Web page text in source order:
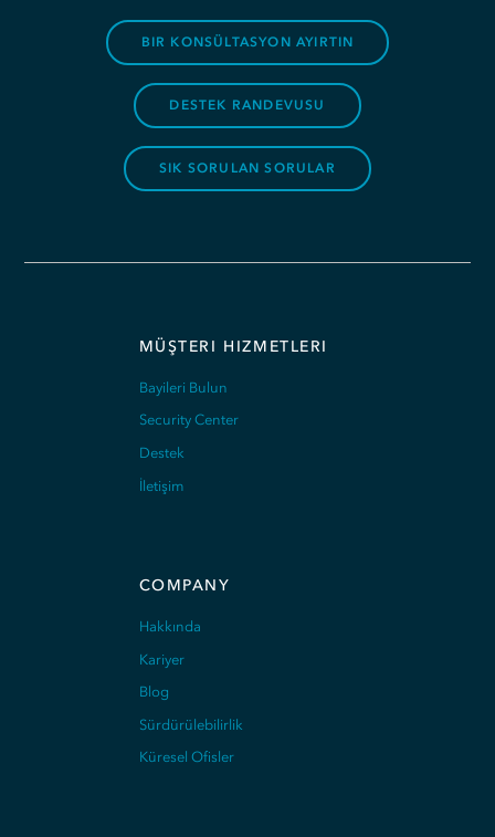
BIR KONSÜLTASYON AYIRTIN
DESTEK RANDEVUSU
SIK SORULAN SORULAR
MÜŞTERI HIZMETLERI
Bayileri Bulun
Security Center
Destek
İletişim
COMPANY
Hakkında
Kariyer
Blog
Sürdürülebilirlik
Küresel Ofisler